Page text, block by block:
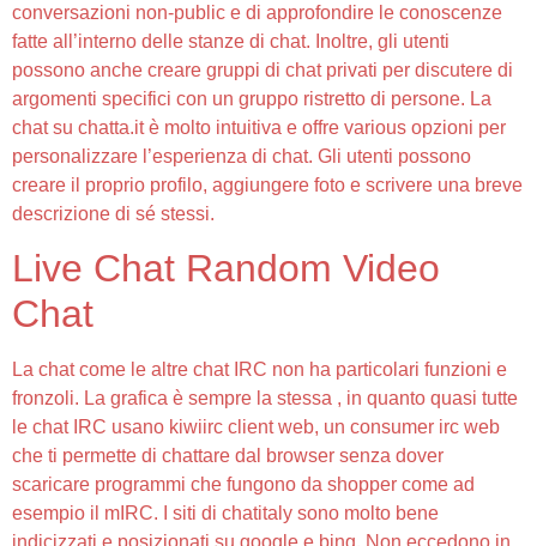
conversazioni non-public e di approfondire le conoscenze
fatte all’interno delle stanze di chat. Inoltre, gli utenti
possono anche creare gruppi di chat privati per discutere di
argomenti specifici con un gruppo ristretto di persone. La
chat su chatta.it è molto intuitiva e offre various opzioni per
personalizzare l’esperienza di chat. Gli utenti possono
creare il proprio profilo, aggiungere foto e scrivere una breve
descrizione di sé stessi.
Live Chat Random Video
Chat
La chat come le altre chat IRC non ha particolari funzioni e
fronzoli. La grafica è sempre la stessa , in quanto quasi tutte
le chat IRC usano kiwiirc client web, un consumer irc web
che ti permette di chattare dal browser senza dover
scaricare programmi che fungono da shopper come ad
esempio il mIRC. I siti di chatitaly sono molto bene